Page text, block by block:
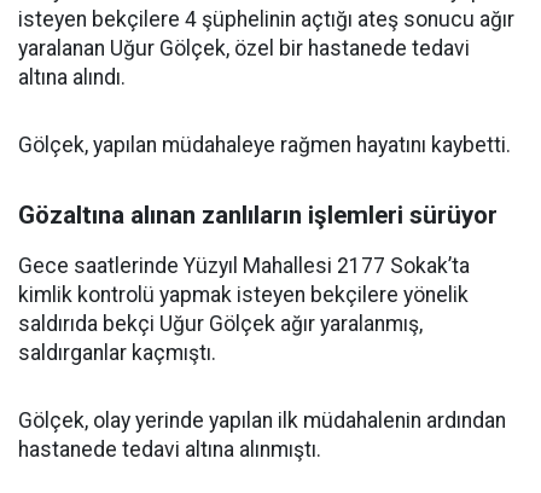
isteyen bekçilere 4 şüphelinin açtığı ateş sonucu ağır
yaralanan Uğur Gölçek, özel bir hastanede tedavi
altına alındı.
Gölçek, yapılan müdahaleye rağmen hayatını kaybetti.
Gözaltına alınan zanlıların işlemleri sürüyor
Gece saatlerinde Yüzyıl Mahallesi 2177 Sokak’ta
kimlik kontrolü yapmak isteyen bekçilere yönelik
saldırıda bekçi Uğur Gölçek ağır yaralanmış,
saldırganlar kaçmıştı.
Gölçek, olay yerinde yapılan ilk müdahalenin ardından
hastanede tedavi altına alınmıştı.